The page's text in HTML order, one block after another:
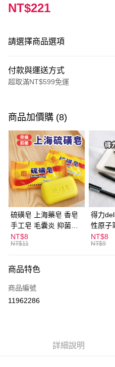
NT$221
請選擇商品選項
付款與運送方式
超取滿NT$599免運
信用卡一次付款
超商取貨付款
LINE Pay
Apple Pay
街口支付
悠遊付
ATM付款
全家取貨付款
每筆NT$60，滿NT$599(含以上)免
付款後全家取貨
每筆NT$60，滿NT$599(含以上)
商品加價購 (8)
硫磺皂 上海藥皂 香皂
手工皂 毛囊炎 抑菌除
蟎 清潔護膚 去油去痘
寵物皮膚病 狗狗貓咪
NT$8
NT$11
得力
性原子
S304
NT$8
NT$9
商品特色
商品編號
11962286
詳細說明